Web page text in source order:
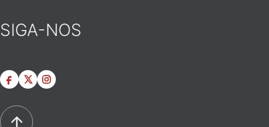
SIGA-NOS